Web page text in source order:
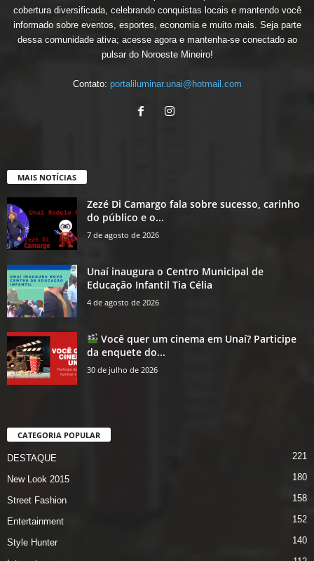
cobertura diversificada, celebrando conquistas locais e mantendo você
informado sobre eventos, esportes, economia e muito mais. Seja parte
dessa comunidade ativa; acesse agora e mantenha-se conectado ao
pulsar do Noroeste Mineiro!
Contato: portaliluminar.unai@hotmail.com
MAIS NOTÍCIAS
Zezé Di Camargo fala sobre sucesso, carinho
do público e o...
7 de agosto de 2026
Unaí inaugura o Centro Municipal de
Educação Infantil Tia Célia
4 de agosto de 2026
Você quer um cinema em Unaí? Participe
da enquete do...
30 de julho de 2026
CATEGORIA POPULAR
DESTAQUE 221
New Look 2015 180
Street Fashion 158
Entertainment 152
Style Hunter 140